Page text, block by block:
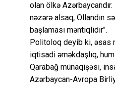
olan ölkə
nəzərə alsaq, Ollandın
başlaması məntiqlidir".
Politoloq deyib ki, əsas
iqtisadi əməkdaşlıq,
Qarabağ münaqişəsi,
Azərbaycan-Avropa